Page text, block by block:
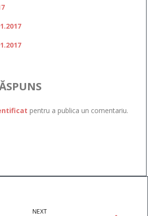
pentru a publica un comentariu.
NEXT